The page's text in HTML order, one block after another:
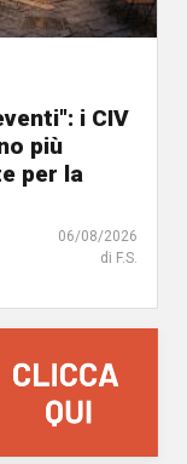
i CIV
più
per la
06/08/2026
di F.S.